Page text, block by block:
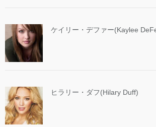
ケイリー・デファー(Kaylee
ヒラリー・ダフ(Hilary Duff)